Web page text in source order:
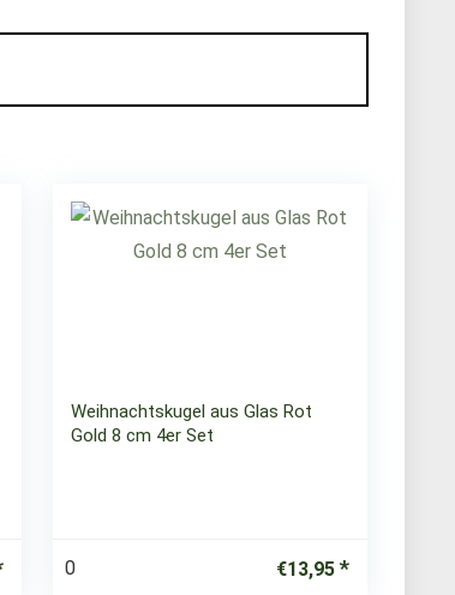
Weihnachtskugel aus Glas Rot
Gold 8 cm 4er Set
0 €13,95